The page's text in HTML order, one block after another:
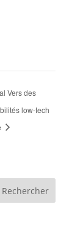
Vers des
low-tech